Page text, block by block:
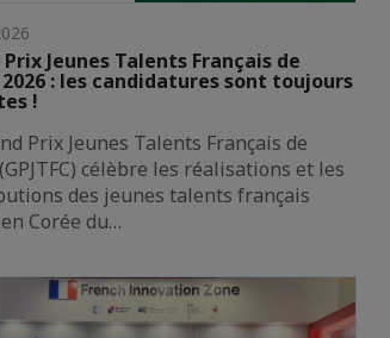
Jeunes Talents Français de
2026 : les candidatures sont toujours
!
Prix Jeunes Talents Français de
célèbre les réalisations et les
des jeunes talents français
Corée du…